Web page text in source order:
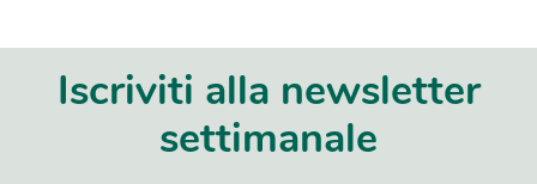
Iscriviti alla newsletter
settimanale